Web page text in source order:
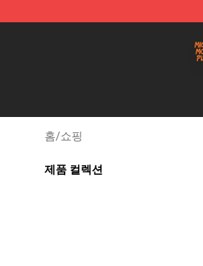
홈/쇼핑
제품 컬렉션